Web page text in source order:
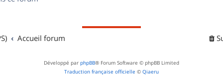
Accueil forum
Développé par phpBB® Forum Software © phpBB Limited
Traduction française officielle © Qiaeru